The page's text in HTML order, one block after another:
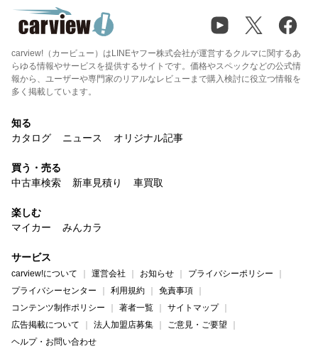
carview!（カービュー）はLINEヤフー株式会社が運営するクルマに関するあ
らゆる情報やサービスを提供するサイトです。価格やスペックなどの公式情
報から、ユーザーや専門家のリアルなレビューまで購入検討に役立つ情報を
多く掲載しています。
知る
カタログ
ニュース オリジナル記事
買う・売る
中古車検索
新車見積り 車買取
楽しむ
マイカー
みんカラ
サービス
carview!について 運営会社 お知らせ
プライバシーポリシー
プライバシーセンター
利用規約
免責事項
コンテンツ制作ポリシー
著者一覧
サイトマップ
広告掲載について
法人加盟店募集
ご意見・ご要望
ヘルプ・お問い合わせ